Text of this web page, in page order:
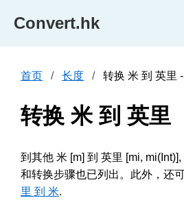
Convert.hk
首页 长度 转换 米 到 英里
转换 米 到 英里
到其他 米 [m] 到 英里 [mi,
和转换步骤也已列出。此外，还
里 到 米.